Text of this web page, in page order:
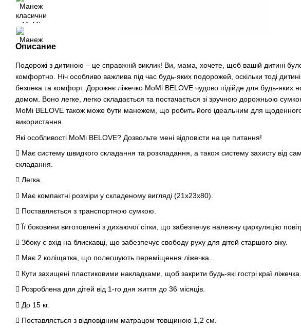
Описание
Подорожі з дитиною – це справжній виклик! Ви, мама, хочете, щоб вашій дитині
комфортно. Ніч особливо важлива під час будь-яких подорожей, оскільки тоді
безпека та комфорт. Дорожнє ліжечко MoMi BELOVE чудово підійде для будь-яких
домом. Воно легке, легко складається та постачається зі зручною дорожньою
MoMi BELOVE також може бути манежем, що робить його ідеальним для
використання.
Які особливості MoMi BELOVE? Дозвольте мені відповісти на це питання!
 Має систему швидкого складання та розкладання, а також систему захисту від
складання.
 Легка.
 Має компактні розміри у складеному вигляді (21x23x80).
 Поставляється з транспортною сумкою.
 Її боковини виготовлені з дихаючої сітки, що забезпечує належну циркуляцію
 Збоку є вхід на блискавці, що забезпечує свободу руху для дітей старшого віку.
 Має 2 коліщатка, що полегшують переміщення ліжечка.
 Кути захищені пластиковими накладками, щоб закрити будь-які гострі краї ліжечка.
 Розроблена для дітей від 1-го дня життя до 36 місяців.
 До 15 кг.
 Поставляється з відповідним матрацом товщиною 1,2 см.